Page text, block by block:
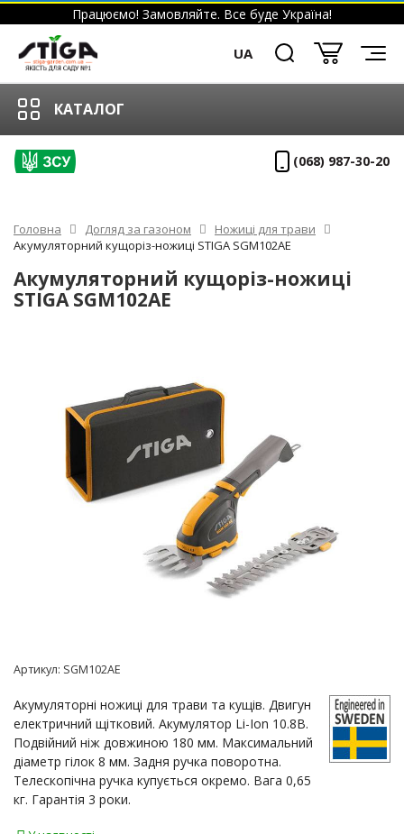
Працюємо! Замовляйте. Все буде Україна!
UA
КАТАЛОГ
(068) 987-30-20
Головна Догляд за газоном
Ножиці для трави
Акумуляторний кущоріз-ножиці STIGA SGM102AE
Акумуляторний кущоріз-ножиці
STIGA SGM102AE
Артикул: SGM102AE
Акумуляторні ножиці для трави та кущів. Двигун
електричний щітковий. Акумулятор Li-Ion 10.8В.
Подвійний ніж довжиною 180 мм. Максимальний
діаметр гілок 8 мм. Задня ручка поворотна.
Телескопічна ручка купується окремо. Вага 0,65
кг. Гарантія 3 роки.